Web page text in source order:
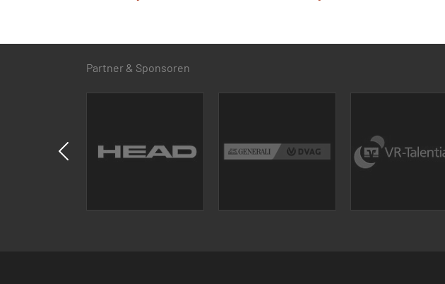
Partner & Sponsoren